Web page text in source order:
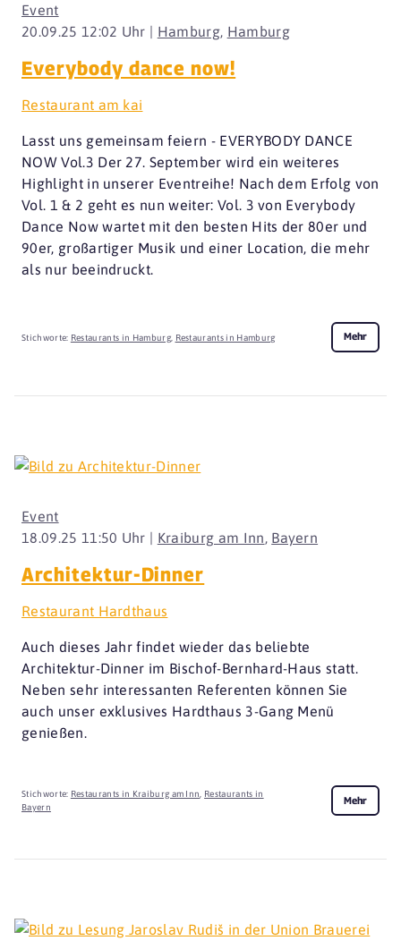
20.09.25 12:02 Uhr | Hamburg, Hamburg
Event
Everybody dance now!
Restaurant am kai
Lasst uns gemeinsam feiern - EVERYBODY DANCE
NOW Vol.3 Der 27. September wird ein weiteres
Highlight in unserer Eventreihe! Nach dem Erfolg von
Vol. 1 & 2 geht es nun weiter: Vol. 3 von Everybody
Dance Now wartet mit den besten Hits der 80er und
90er, großartiger Musik und einer Location, die mehr
als nur beeindruckt.
Stichworte: Restaurants in Hamburg, Restaurants in Hamburg Mehr
18.09.25 11:50 Uhr | Kraiburg am Inn, Bayern
Event
Architektur-Dinner
Restaurant Hardthaus
Auch dieses Jahr findet wieder das beliebte
Architektur-Dinner im Bischof-Bernhard-Haus statt.
Neben sehr interessanten Referenten können Sie
auch unser exklusives Hardthaus 3-Gang Menü
genießen.
Stichworte: Restaurants in Kraiburg am Inn, Restaurants in
Bayern
Mehr